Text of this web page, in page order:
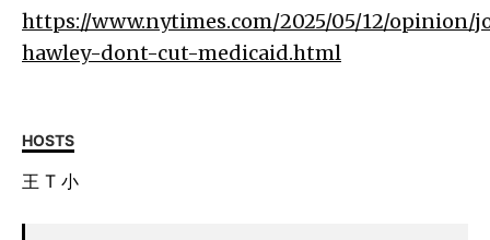
https://www.nytimes.com/2025/05/12/opinion/
hawley-dont-cut-medicaid.html
HOSTS
王 T 小